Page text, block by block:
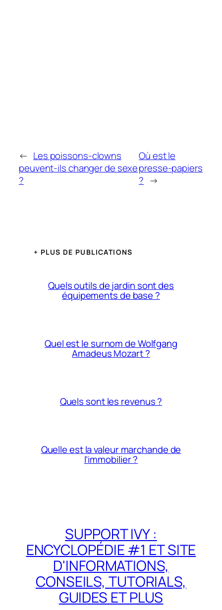
← Les poissons-clowns
peuvent-ils changer de sexe
?
Où est le
presse-papiers
? →
+ PLUS DE PUBLICATIONS
Quels outils de jardin sont des
équipements de base ?
Quel est le surnom de Wolfgang
Amadeus Mozart ?
Quels sont les revenus ?
Quelle est la valeur marchande de
l’immobilier ?
SUPPORT IVY :
ENCYCLOPÉDIE #1 ET SITE
D'INFORMATIONS,
CONSEILS, TUTORIALS,
GUIDES ET PLUS